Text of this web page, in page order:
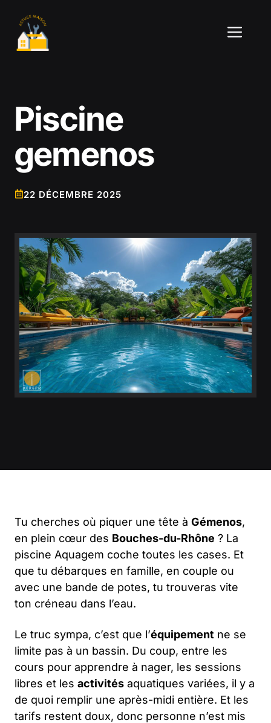
contenu
Piscine
gemenos
22 DÉCEMBRE 2025
Tu cherches où piquer une tête à Gémenos,
en plein cœur des Bouches-du-Rhône ? La
piscine Aquagem coche toutes les cases. Et
que tu débarques en famille, en couple ou
avec une bande de potes, tu trouveras vite
ton créneau dans l’eau.
Le truc sympa, c’est que l’équipement ne se
limite pas à un bassin. Du coup, entre les
cours pour apprendre à nager, les sessions
libres et les activités aquatiques variées, il y a
de quoi remplir une après-midi entière. Et les
tarifs restent doux, donc personne n’est mis